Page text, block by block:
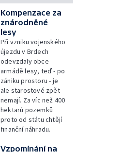
Kompenzace za
znárodněné
lesy
Při vzniku vojenského
újezdu v Brdech
odevzdaly obce
armádě lesy, teď - po
zániku prostoru - je
ale starostové zpět
nemají. Za víc než 400
hektarů pozemků
proto od státu chtějí
finanční náhradu.
Vzpomínání na